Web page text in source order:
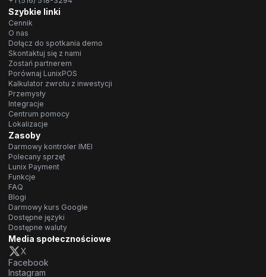
Szybkie linki
Cennik
O nas
Dołącz do spotkania demo
Skontaktuj się z nami
Zostań partnerem
Porównaj LunixPOS
Kalkulator zwrotu z inwestycji
Przemysły
Integracje
Centrum pomocy
Lokalizacje
Zasoby
Darmowy kontroler IMEI
Polecany sprzęt
Lunix Payment
Funkcje
FAQ
Blogi
Darmowy kurs Google
Dostępne języki
Dostępne waluty
Media społecznościowe
X
Facebook
Instagram